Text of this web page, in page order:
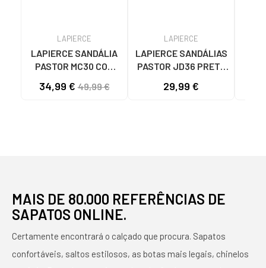
LAPIERCE
LAPIERCE SANDÁLIA
PASTOR MC30 COM
34,99 €49,99 €
LAPIERCE
LAPIERCE SANDÁLIAS
PASTOR JD36 PRETO
NEGRO
29,99 €
MAIS DE 80.000 REFERÊNCIAS DE
SAPATOS ONLINE.
Certamente encontrará o calçado que procura. Sapatos
confortáveis, saltos estilosos, as botas mais legais, chinelos